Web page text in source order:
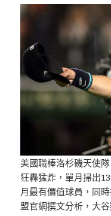
美國職棒洛杉磯天使
狂轟猛炸，單月掃出
月最有價值球員，同
盟官網撰文分析，大